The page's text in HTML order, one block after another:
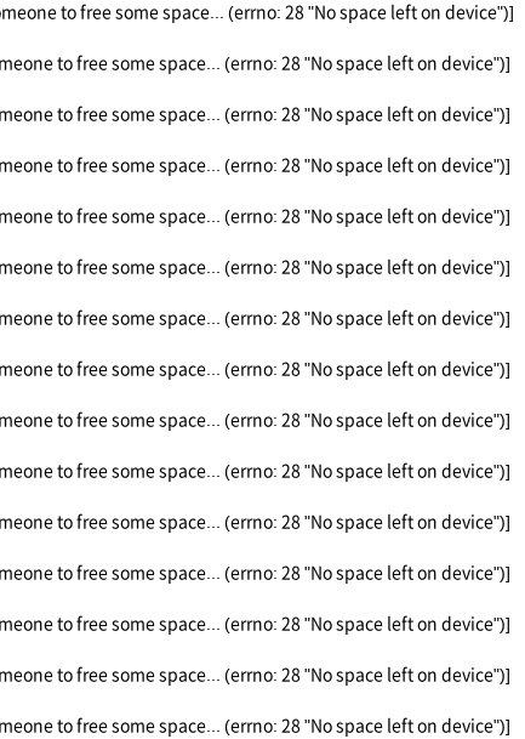
to free some space... (errno: 28 "No space left on device")]
to free some space... (errno: 28 "No space left on device")]
to free some space... (errno: 28 "No space left on device")]
to free some space... (errno: 28 "No space left on device")]
to free some space... (errno: 28 "No space left on device")]
to free some space... (errno: 28 "No space left on device")]
to free some space... (errno: 28 "No space left on device")]
to free some space... (errno: 28 "No space left on device")]
to free some space... (errno: 28 "No space left on device")]
to free some space... (errno: 28 "No space left on device")]
to free some space... (errno: 28 "No space left on device")]
to free some space... (errno: 28 "No space left on device")]
to free some space... (errno: 28 "No space left on device")]
to free some space... (errno: 28 "No space left on device")]
to free some space... (errno: 28 "No space left on device")]